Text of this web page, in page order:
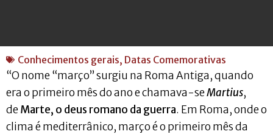
Conhecimentos gerais, Datas Comemorativas
“O nome “março” surgiu na Roma Antiga, quando
era o primeiro mês do ano e chamava-seMartius,
deMarte, o deus romano da guerra. Em Roma, onde o
clima é mediterrânico, março é o primeiro mês da